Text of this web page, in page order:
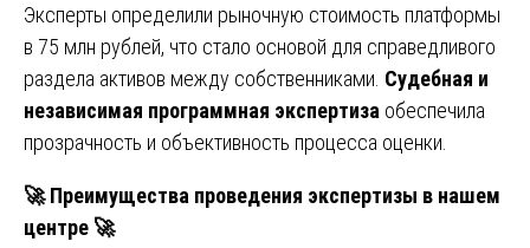
Эксперты определили рыночную стоимость платформы
в 75 млн рублей, что стало основой для справедливого
раздела активов между собственниками. Судебная и
независимая программная экспертиза обеспечила
прозрачность и объективность процесса оценки.
🚀Преимущества проведения экспертизы в нашем
центре 🚀